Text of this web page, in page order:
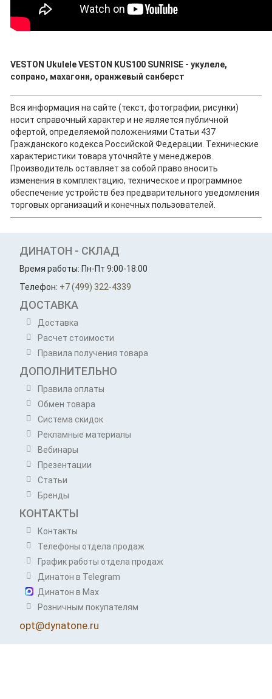
VESTON Ukulele VESTON KUS100 SUNRISE - укулеле,
сопрано, махагони, оранжевый санберст
Вся информация на сайте (текст, фотографии, рисунки)
носит справочный характер и не является публичной
офертой, определяемой положениями Статьи 437
Гражданского кодекса Российской Федерации. Технические
характеристики товара уточняйте у менеджеров.
Производитель оставляет за собой право вносить
изменения в комплектацию, техническое и программное
обеспечение устройств без предварительного уведомления
торговых организаций и конечных пользователей.
ДИНАТОН - СКЛАД
Время работы: Пн-Пт 9:00-18:00
Телефон: +7 (499) 322-4339
ДОСТАВКА
Доставка
Расчет стоимости
Правила получения товара
ДОПОЛНИТЕЛЬНО
Правила оплаты
Обмен товара
Система скидок
Рекламные материалы
Вебинары
Презентации
Статьи
Бренды
КОНТАКТЫ
Контакты
Телефоны отдела продаж
График работы отдела продаж
Динатон в Telegram
Динатон в Max
Розничным покупателям
opt@dynatone.ru